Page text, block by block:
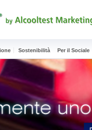
Sostenibilità Per il Sociale